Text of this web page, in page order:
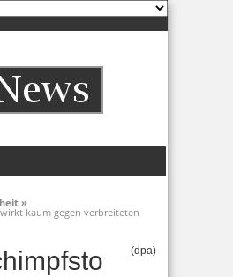
»
kaum gegen verbreiteten
(dpa)